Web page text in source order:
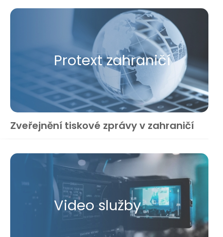
Protext zahraničí
Zveřejnění tiskové zprávy v zahraničí
Video služby